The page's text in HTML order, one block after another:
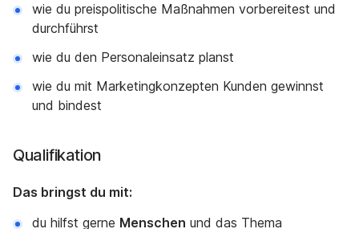
wie du preispolitische Maßnahmen vorbereitest und
durchführst
wie du den Personaleinsatz planst
wie du mit Marketingkonzepten Kunden gewinnst
und bindest
Qualifikation
Das bringst du mit:
du hilfst gerne Menschen und das Thema